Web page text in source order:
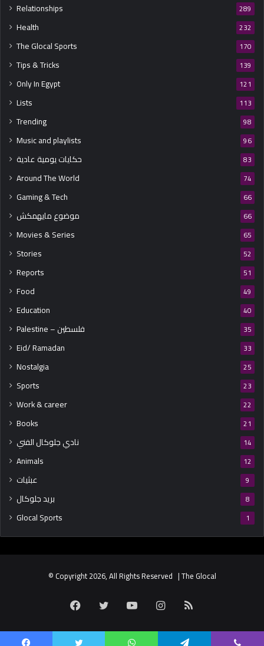
Relationships 289
Health 232
The Glocal Sports 170
Tips & Tricks 139
Only In Egypt 121
Lists 113
Trending 98
Music and playlists 96
حكايات يومية عادية 83
Around The World 74
Gaming & Tech 66
موضوع مايهمكش 66
Movies & Series 65
Stories 52
Reports 51
Food 49
Education 40
Palestine – فلسطين 35
Eid/ Ramadan 33
Nostalgia 25
Sports 23
Work & career 22
Books 21
نادي جلوكال الفني 14
Animals 12
عبثيات 9
بريد جلوكال 8
Glocal Sports 1
© Copyright 2026, All Rights Reserved | The Glocal
Facebook Twitter YouTubeInstagram